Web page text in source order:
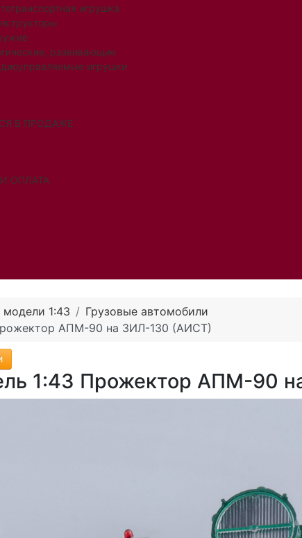
игрушка
развивающие
игрушки
В ПРОДАЖЕ
ОПЛАТА
1:43
Грузовые автомобили
АПМ-90 на ЗИЛ-130 (АИСТ)
1:43 Прожектор АПМ-90